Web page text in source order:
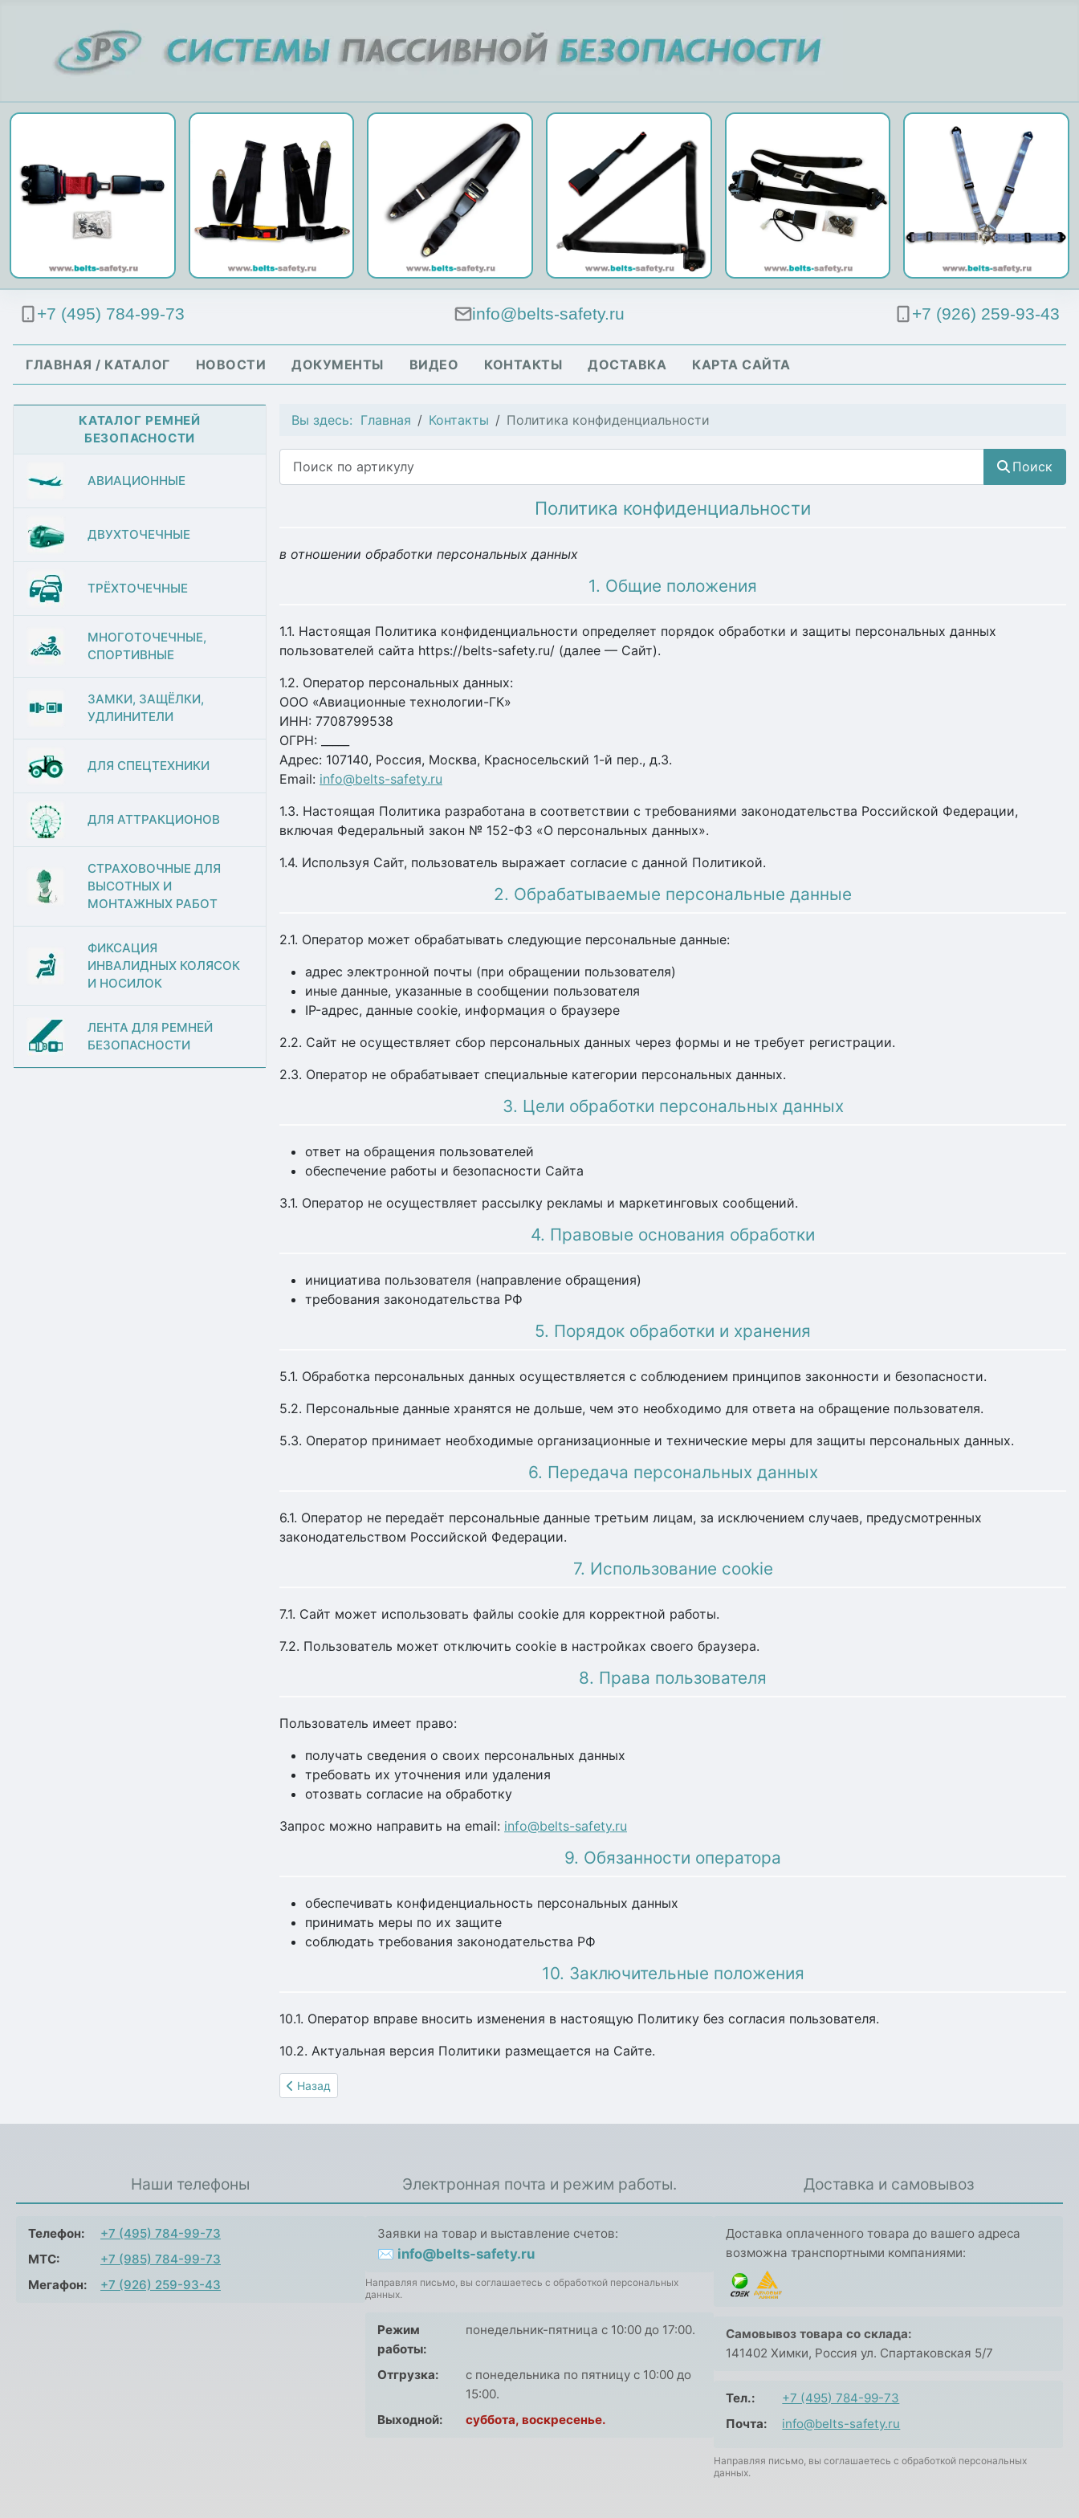
+7 (495) 784-99-73 info@belts-safety.ru +7 (926) 259-93-43
ГЛАВНАЯ / КАТАЛОГ НОВОСТИ ДОКУМЕНТЫ ВИДЕО КОНТАКТЫ ДОСТАВКА КАРТА САЙТА
КАТАЛОГ РЕМНЕЙ
БЕЗОПАСНОСТИ
АВИАЦИОННЫЕ
ДВУХТОЧЕЧНЫЕ
ТРЁХТОЧЕЧНЫЕ
МНОГОТОЧЕЧНЫЕ,
СПОРТИВНЫЕ
ЗАМКИ, ЗАЩЁЛКИ,
УДЛИНИТЕЛИ
ДЛЯ СПЕЦТЕХНИКИ
ДЛЯ АТТРАКЦИОНОВ
СТРАХОВОЧНЫЕ ДЛЯ
ВЫСОТНЫХ И
МОНТАЖНЫХ РАБОТ
ФИКСАЦИЯ
ИНВАЛИДНЫХ КОЛЯСОК
И НОСИЛОК
ЛЕНТА ДЛЯ РЕМНЕЙ
БЕЗОПАСНОСТИ
Вы здесь: Главная Контакты Политика конфиденциальности
Поиск
Политика конфиденциальности
в отношении обработки персональных данных
1. Общие положения
1.1. Настоящая Политика конфиденциальности определяет порядок обработки и защиты персональных данных
пользователей сайта https://belts-safety.ru/ (далее — Сайт).
1.2. Оператор персональных данных:
ООО «Авиационные технологии-ГК»
ИНН: 7708799538
ОГРН: _____
Адрес: 107140, Россия, Москва, Красносельский 1-й пер., д.3.
Email: info@belts-safety.ru
1.3. Настоящая Политика разработана в соответствии с требованиями законодательства Российской Федерации,
включая Федеральный закон № 152-ФЗ «О персональных данных».
1.4. Используя Сайт, пользователь выражает согласие с данной Политикой.
2. Обрабатываемые персональные данные
2.1. Оператор может обрабатывать следующие персональные данные:
адрес электронной почты (при обращении пользователя)
иные данные, указанные в сообщении пользователя
IP-адрес, данные cookie, информация о браузере
2.2. Сайт не осуществляет сбор персональных данных через формы и не требует регистрации.
2.3. Оператор не обрабатывает специальные категории персональных данных.
3. Цели обработки персональных данных
ответ на обращения пользователей
обеспечение работы и безопасности Сайта
3.1. Оператор не осуществляет рассылку рекламы и маркетинговых сообщений.
4. Правовые основания обработки
инициатива пользователя (направление обращения)
требования законодательства РФ
5. Порядок обработки и хранения
5.1. Обработка персональных данных осуществляется с соблюдением принципов законности и безопасности.
5.2. Персональные данные хранятся не дольше, чем это необходимо для ответа на обращение пользователя.
5.3. Оператор принимает необходимые организационные и технические меры для защиты персональных данных.
6. Передача персональных данных
6.1. Оператор не передаёт персональные данные третьим лицам, за исключением случаев, предусмотренных
законодательством Российской Федерации.
7. Использование cookie
7.1. Сайт может использовать файлы cookie для корректной работы.
7.2. Пользователь может отключить cookie в настройках своего браузера.
8. Права пользователя
Пользователь имеет право:
получать сведения о своих персональных данных
требовать их уточнения или удаления
отозвать согласие на обработку
Запрос можно направить на email: info@belts-safety.ru
9. Обязанности оператора
обеспечивать конфиденциальность персональных данных
принимать меры по их защите
соблюдать требования законодательства РФ
10. Заключительные положения
10.1. Оператор вправе вносить изменения в настоящую Политику без согласия пользователя.
10.2. Актуальная версия Политики размещается на Сайте.
Предыдущий материал: Согласие на обработку персональных данных
Назад
Наши телефоны
Телефон:
+7 (495) 784-99-73
МТС:
+7 (985) 784-99-73
Мегафон:
+7 (926) 259-93-43
Электронная почта и режим работы.
Заявки на товар и выставление счетов:
✉ info@belts-safety.ru
Направляя письмо, вы соглашаетесь с обработкой персональных
данных.
Режим
работы:
понедельник-пятница с 10:00 до 17:00.
Отгрузка:
с понедельника по пятницу с 10:00 до
15:00.
Выходной:
суббота, воскресенье.
Доставка и самовывоз
Доставка оплаченного товара до вашего адреса
возможна транспортными компаниями:
Самовывоз товара со склада:
141402 Химки, Россия ул. Спартаковская 5/7
Тел.:
+7 (495) 784-99-73
Почта:
info@belts-safety.ru
Направляя письмо, вы соглашаетесь с обработкой персональных
данных.